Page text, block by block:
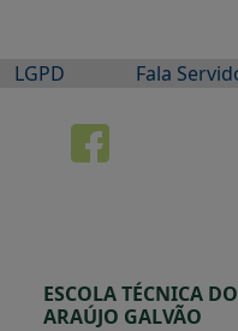
LGPD Fala
ESCOLA TÉCNICA
ARAÚJO GALVÃO